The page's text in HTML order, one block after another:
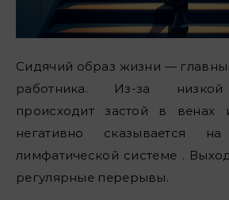
Сидячий образ жизни —
работника. Из-за
происходит застой в венах
негативно сказывается
лимфатической системе .
регулярные перерывы.